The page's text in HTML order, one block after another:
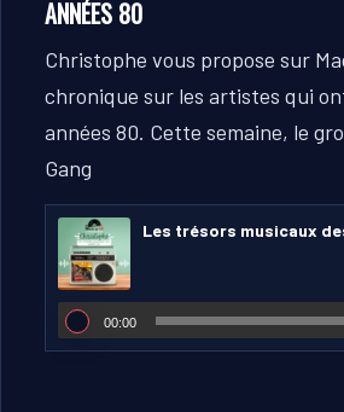
ANNÉES 80
Christophe vous propose sur
chronique sur les artistes qui
années 80. Cette semaine, le
Gang
00:00